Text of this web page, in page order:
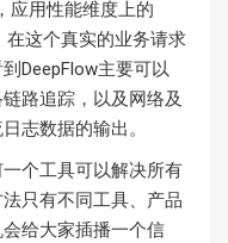
应用性能维度上的
在这个真实的业务请求
DeepFlow主要可以
路追踪，以及网络及
志数据的输出。
个工具可以解决所有
只有不同工具、产品
给大家插播一个信